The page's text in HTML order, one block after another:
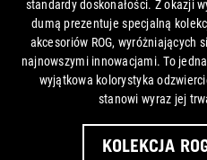
standardy doskonałości. Z okazji
dumą prezentuje specjalną
akcesoriów ROG, wyróżniających
najnowszymi innowacjami. To
wyjątkowa kolorystyka
stanowi wyraz jej
KOLEKCJA